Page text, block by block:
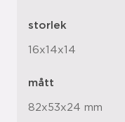
storlek
16x14x14
mått
82x53x24 mm